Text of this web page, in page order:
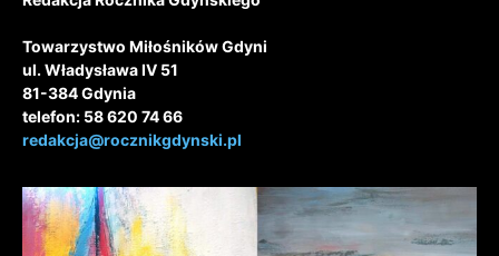
Towarzystwo Miłośników Gdyni
ul. Władysława IV 51
81-384 Gdynia
telefon: 58 620 74 66
redakcja@rocznikgdynski.pl